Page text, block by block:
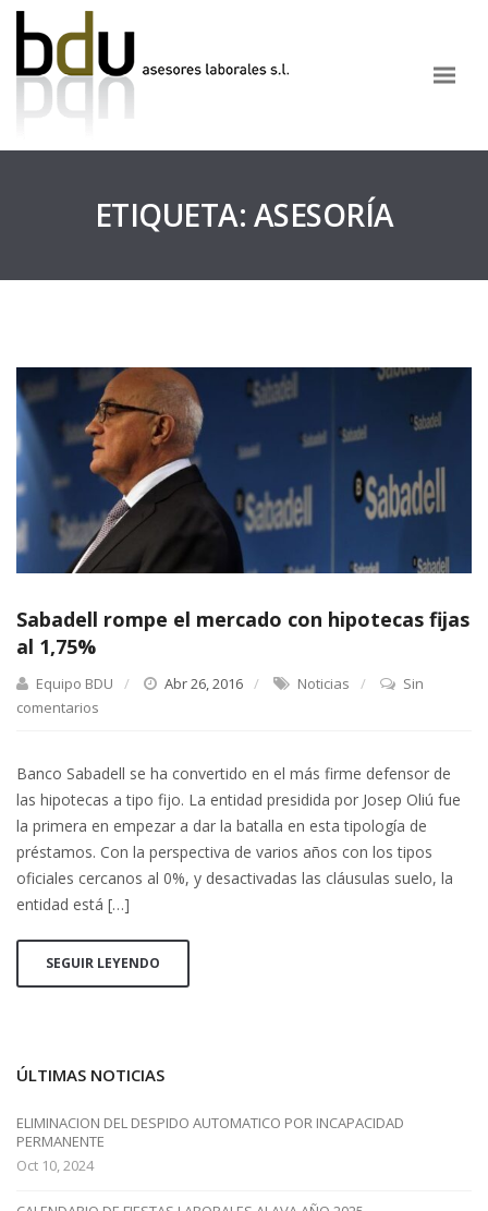
ETIQUETA: ASESORÍA
Sabadell rompe el mercado con hipotecas fijas
al 1,75%
Equipo BDU Abr 26, 2016 Noticias
Sin
comentarios
Banco Sabadell se ha convertido en el más firme defensor de
las hipotecas a tipo fijo. La entidad presidida por Josep Oliú fue
la primera en empezar a dar la batalla en esta tipología de
préstamos. Con la perspectiva de varios años con los tipos
oficiales cercanos al 0%, y desactivadas las cláusulas suelo, la
entidad está […]
SEGUIR LEYENDO
ÚLTIMAS NOTICIAS
ELIMINACION DEL DESPIDO AUTOMATICO POR INCAPACIDAD
PERMANENTE
Oct 10, 2024